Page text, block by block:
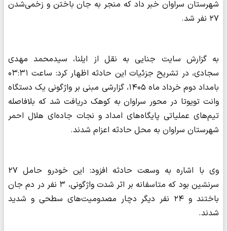
شهرستان سراوان خبر داد که منجر به جان باختن و زخمی‌شدن
۲۷ نفر شد.
به گزارش سایت جنایی به نقل از ایلنا، سیدمحمد مهدی
سجادی، در تشریح جزئیات این حادثه اظهار کرد: ساعت ۰۳:۳۱
بامداد دوم خرداد ماه ۱۴۰۵، گزارشی مبنی بر واژگونی یک دستگاه
وانت تویوتا در محور سراوان به کوهک دریافت شد که بلافاصله
تیم‌های عملیاتی پایگاه‌های امداد و نجات جاده‌ای هلال احمر
شهرستان سراوان به محل حادثه اعزام شدند.
وی با اشاره به وسعت حادثه افزود: این خودرو حامل ۲۷
سرنشین بود که متاسفانه بر اثر شدت واژگونی، ۳ نفر در دم جان
باختند و ۲۴ نفر دیگر دچار مصدومیت‌های سطحی و شدید
شدند.